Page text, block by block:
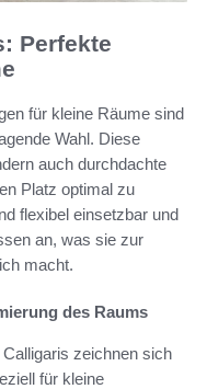
Perfekte
für kleine Räume sind
Wahl. Diese
auch durchdachte
Platz optimal zu
flexibel einsetzbar und
an, was sie zur
macht.
des Raums
zeichnen sich
für kleine